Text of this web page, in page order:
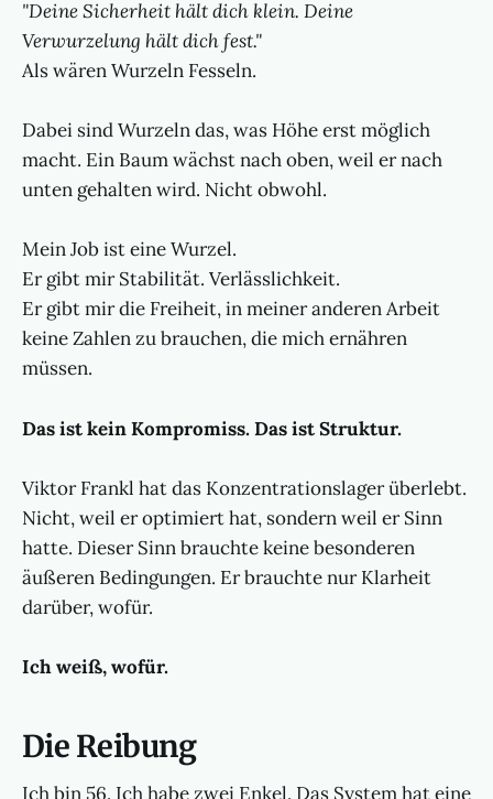
"Deine Sicherheit hält dich klein. Deine
Verwurzelung hält dich fest."
Als wären Wurzeln Fesseln.
Dabei sind Wurzeln das, was Höhe erst möglich
macht. Ein Baum wächst nach oben, weil er nach
unten gehalten wird. Nicht obwohl.
Mein Job ist eine Wurzel.
Er gibt mir Stabilität. Verlässlichkeit.
Er gibt mir die Freiheit, in meiner anderen Arbeit
keine Zahlen zu brauchen, die mich ernähren
müssen.
Das ist kein Kompromiss. Das ist Struktur.
Viktor Frankl hat das Konzentrationslager überlebt.
Nicht, weil er optimiert hat, sondern weil er Sinn
hatte. Dieser Sinn brauchte keine besonderen
äußeren Bedingungen. Er brauchte nur Klarheit
darüber, wofür.
Ich weiß, wofür.
Die Reibung
Ich bin 56. Ich habe zwei Enkel. Das System hat eine